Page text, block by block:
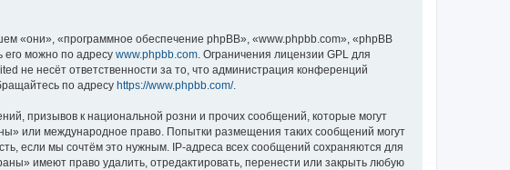
«они», «программное обеспечение phpBB», «www.phpbb.com», «phpBB
его можно по адресу www.phpbb.com . Ограничения лицензии GPL для
не несёт ответственности за то, что администрация конференций
по адресу https://www.phpbb.com/.
призывов к национальной розни и прочих сообщений, которые могут
или международное право. Попытки размещения таких сообщений могут
если мы сочтём это нужным. IP-адреса всех сообщений сохраняются для
имеют право удалить, отредактировать, перенести или закрыть любую